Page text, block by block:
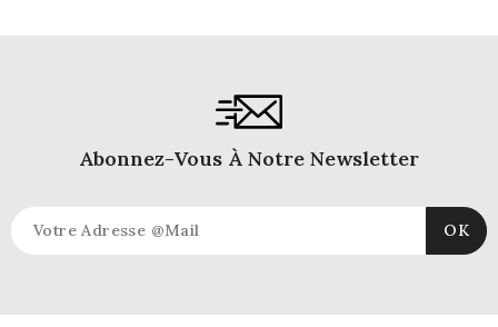
Abonnez-Vous À Notre Newsletter